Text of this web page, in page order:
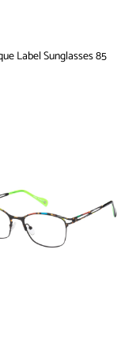
Label Sunglasses 85